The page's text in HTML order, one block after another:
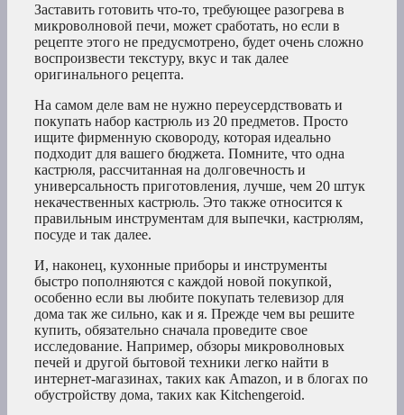
Заставить готовить что-то, требующее разогрева в
микроволновой печи, может сработать, но если в
рецепте этого не предусмотрено, будет очень сложно
воспроизвести текстуру, вкус и так далее
оригинального рецепта.
На самом деле вам не нужно переусердствовать и
покупать набор кастрюль из 20 предметов. Просто
ищите фирменную сковороду, которая идеально
подходит для вашего бюджета. Помните, что одна
кастрюля, рассчитанная на долговечность и
универсальность приготовления, лучше, чем 20 штук
некачественных кастрюль. Это также относится к
правильным инструментам для выпечки, кастрюлям,
посуде и так далее.
И, наконец, кухонные приборы и инструменты
быстро пополняются с каждой новой покупкой,
особенно если вы любите покупать телевизор для
дома так же сильно, как и я. Прежде чем вы решите
купить, обязательно сначала проведите свое
исследование. Например, обзоры микроволновых
печей и другой бытовой техники легко найти в
интернет-магазинах, таких как Amazon, и в блогах по
обустройству дома, таких как Kitchengeroid.